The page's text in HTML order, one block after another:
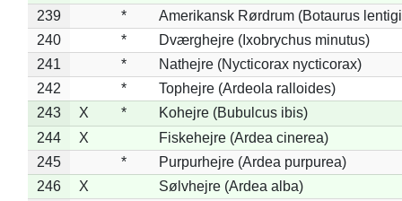
239
*
Amerikansk Rørdrum (Botaurus
240
*
Dværghejre (Ixobrychus minutus)
241
*
Nathejre (Nycticorax nycticorax)
242
*
Tophejre (Ardeola ralloides)
243
X *
Kohejre (Bubulcus ibis)
244
X
Fiskehejre (Ardea cinerea)
245
*
Purpurhejre (Ardea purpurea)
246
X
Sølvhejre (Ardea alba)